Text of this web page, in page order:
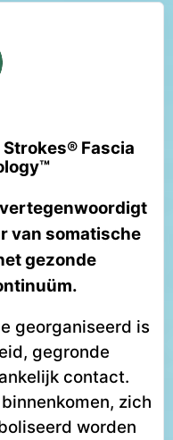
Fascia
van somatische
gezonde
georganiseerd is
gegronde
contact.
zich
worden